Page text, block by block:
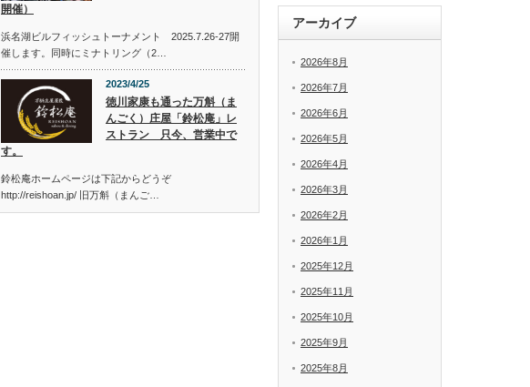
開催）
浜名湖ビルフィッシュトーナメント 2025.7.26-27開
催します。同時にミナトリング（2…
2023/4/25
徳川家康も通った万斛（ま
んごく）庄屋「鈴松庵」レ
ストラン 只今、営業中で
す。
鈴松庵ホームページは下記からどうぞ
http://reishoan.jp/ 旧万斛（まんご…
アーカイブ
2026年8月
2026年7月
2026年6月
2026年5月
2026年4月
2026年3月
2026年2月
2026年1月
2025年12月
2025年11月
2025年10月
2025年9月
2025年8月